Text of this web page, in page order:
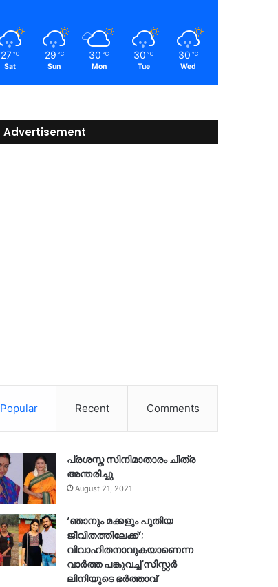
27 ℃
Sat
29 ℃
Sun
30 ℃
Mon
30 ℃
Tue
30 ℃
Wed
Advertisement
Popular Recent Comments
പ്രശസ്ത സിനിമാതാരം ചിത്ര
അന്തരിച്ചു
August 21, 2021
‘ഞാനും മക്കളും പുതിയ
ജീവിതത്തിലേക്ക്’;
വിവാഹിതനാവുകയാണെന്ന
വാർത്ത പങ്കുവച്ച് സിസ്റ്റർ
ലിനിയുടെ ഭർത്താവ്